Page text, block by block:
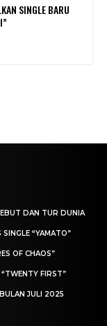
SINGLE BARU
DAN TUR DUNIA
“YAMATO”
OF CHAOS”
FIRST”
JULI 2025